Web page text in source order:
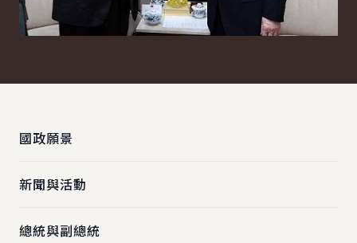
國政願景
新聞與活動
總統與副總統